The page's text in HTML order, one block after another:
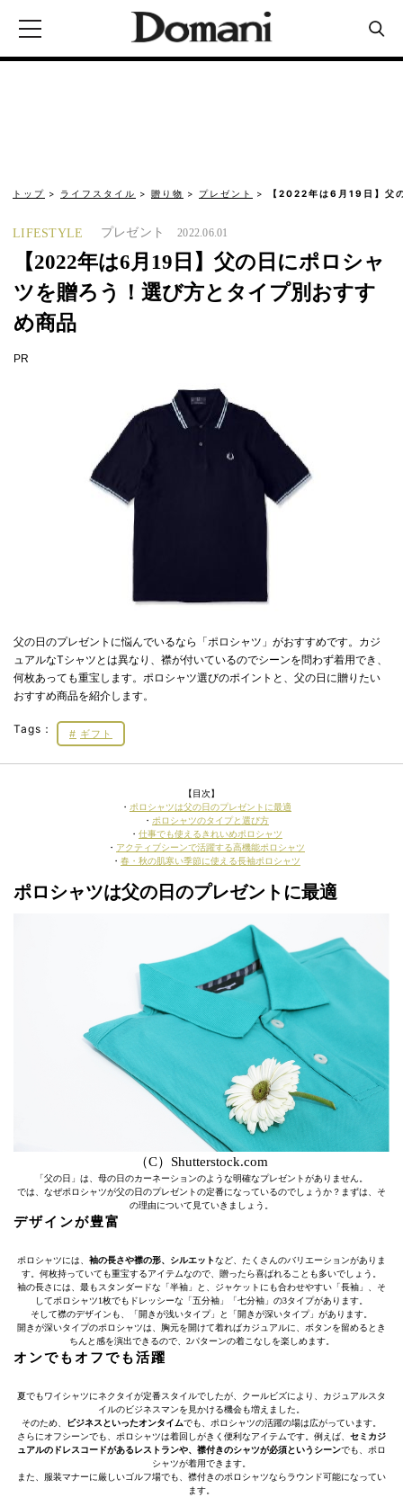
トップ ライフスタイル 贈り物 プレゼント 【2022年は6月19日】父
LIFESTYLE プレゼント 2022.06.01
【2022年は6月19日】父の日にポロシャ
ツを贈ろう！選び方とタイプ別おすす
め商品
PR
父の日のプレゼントに悩んでいるなら「ポロシャツ」がおすすめです。カジ
ュアルなTシャツとは異なり、襟が付いているのでシーンを問わず着用でき、
何枚あっても重宝します。ポロシャツ選びのポイントと、父の日に贈りたい
おすすめ商品を紹介します。
Tags： ギフト
【目次】
・ ポロシャツは父の日のプレゼントに最適
・ ポロシャツのタイプと選び方
・ 仕事でも使えるきれいめポロシャツ
・ アクティブシーンで活躍する高機能ポロシャツ
・ 春・秋の肌寒い季節に使える長袖ポロシャツ
ポロシャツは父の日のプレゼントに最適
（C）Shutterstock.com
「父の日」は、母の日のカーネーションのような明確なプレゼントがありません。
では、なぜポロシャツが父の日のプレゼントの定番になっているのでしょうか？まずは、そ
の理由について見ていきましょう。
デザインが豊富
ポロシャツには、 袖の長さや襟の形、シルエットなど、たくさんのバリエーションがありま
す。何枚持っていても重宝するアイテムなので、贈ったら喜ばれることも多いでしょう。
袖の長さには、最もスタンダードな「半袖」と、ジャケットにも合わせやすい「長袖」、そ
してポロシャツ1枚でもドレッシーな「五分袖」「七分袖」の3タイプがあります。
そして襟のデザインも、「開きが浅いタイプ」と「開きが深いタイプ」があります。
開きが深いタイプのポロシャツは、胸元を開けて着ればカジュアルに、ボタンを留めるとき
ちんと感を演出できるので、2パターンの着こなしを楽しめます。
オンでもオフでも活躍
夏でもワイシャツにネクタイが定番スタイルでしたが、クールビズにより、カジュアルスタ
イルのビジネスマンを見かける機会も増えました。
そのため、
ビジネスといったオンタイムでも、ポロシャツの活躍の場は広がっています。
さらにオフシーンでも、ポロシャツは着回しがきく便利なアイテムです。例えば、 セミカジ
ュアルのドレスコードがあるレストランや、襟付きのシャツが必須というシーンでも、ポロ
シャツが着用できます。
また、服装マナーに厳しいゴルフ場でも、襟付きのポロシャツならラウンド可能になってい
ます。